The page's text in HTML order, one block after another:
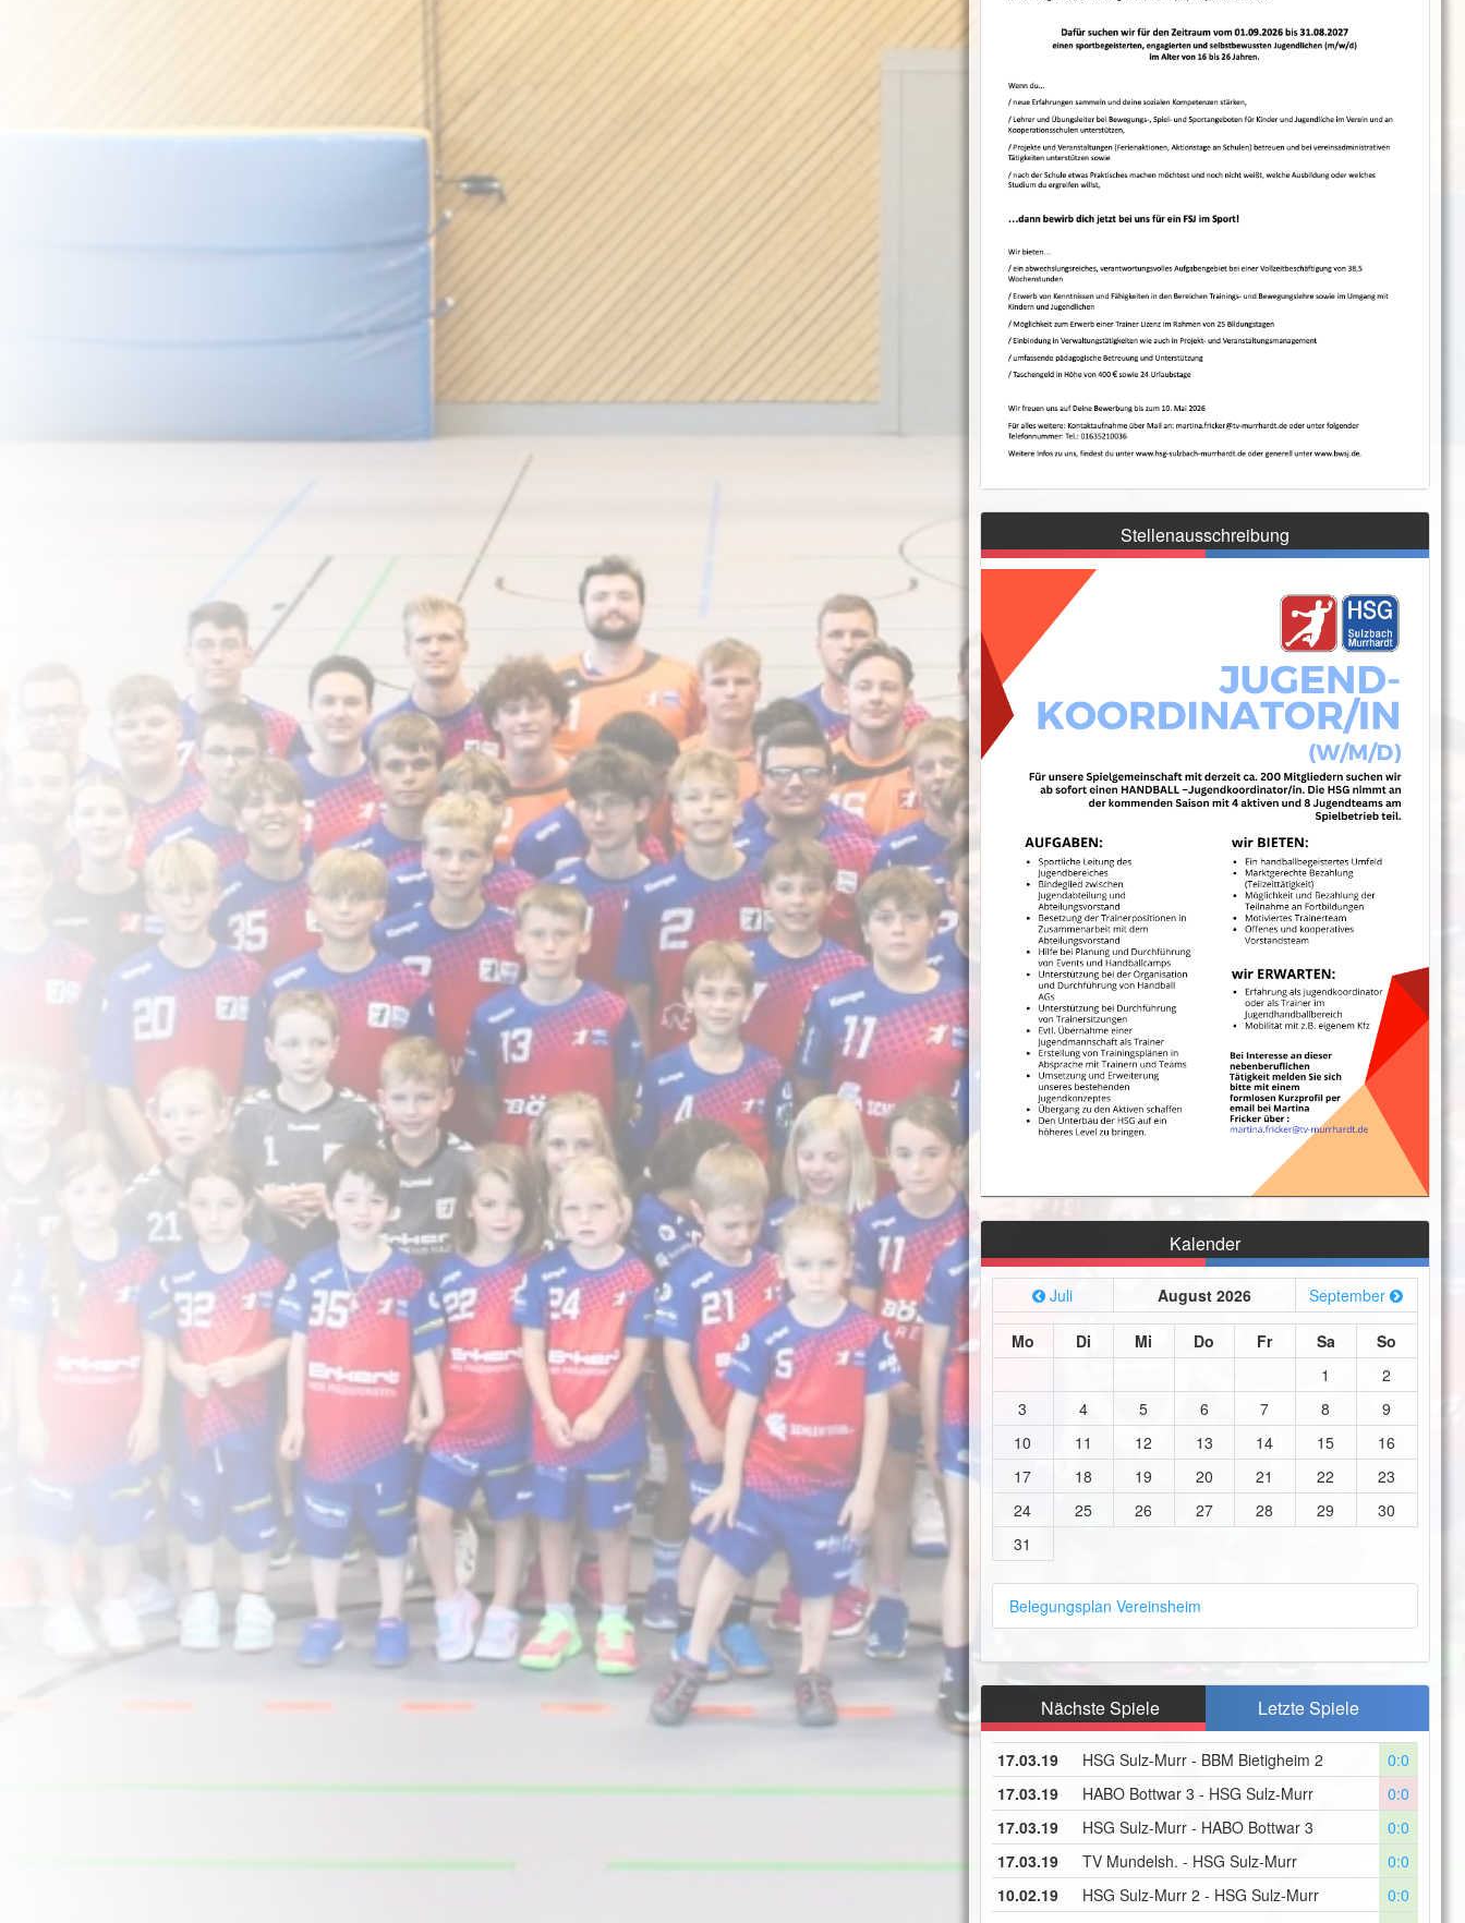
Stellenausschreibung
Kalender
Juli August 2026 September
Mo Di Mi Do Fr Sa
So
1
2
3
4 5 6 7 8
9
10
11 12 13 14 15
16
17
18 19 20 21 22
23
24
25 26 27 28 29
30
31
Belegungsplan Vereinsheim
Nächste Spiele Letzte Spiele
17.03.19 HSG Sulz-Murr - BBM Bietigheim 2
0:0
17.03.19
HABO Bottwar 3 - HSG Sulz-Murr
0:0
17.03.19
HSG Sulz-Murr - HABO Bottwar 3
0:0
17.03.19
TV Mundelsh. - HSG Sulz-Murr
0:0
10.02.19
HSG Sulz-Murr 2 - HSG Sulz-Murr
0:0